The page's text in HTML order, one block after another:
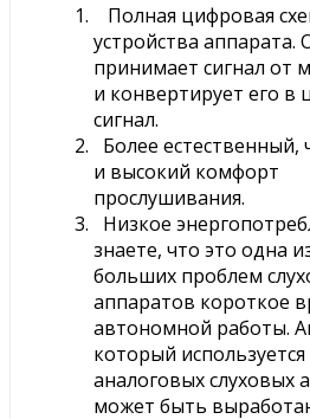
Полная цифровая
устройства аппарата.
принимает сигнал от
и конвертирует его в
сигнал.
Более естественный,
и высокий комфорт
прослушивания.
Низкое
знаете, что это одна
больших проблем
аппаратов короткое
автономной работы.
который используется
аналоговых слуховых
может быть